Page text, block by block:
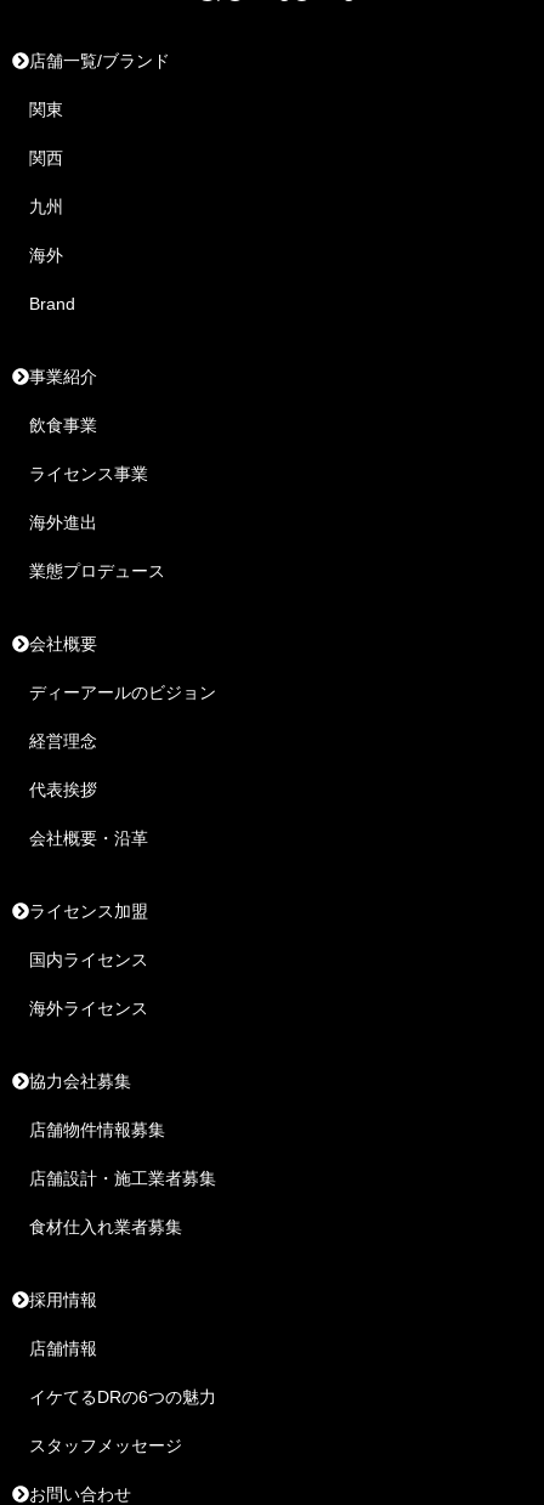
店舗一覧/ブランド
関東
関西
九州
海外
Brand
事業紹介
飲食事業
ライセンス事業
海外進出
業態プロデュース
会社概要
ディーアールのビジョン
経営理念
代表挨拶
会社概要・沿革
ライセンス加盟
国内ライセンス
海外ライセンス
協力会社募集
店舗物件情報募集
店舗設計・施工業者募集
食材仕入れ業者募集
採用情報
店舗情報
イケてるDRの6つの魅力
スタッフメッセージ
お問い合わせ